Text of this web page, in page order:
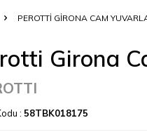
PEROTTI GIRONA CAM
Girona
: 58TBK018175